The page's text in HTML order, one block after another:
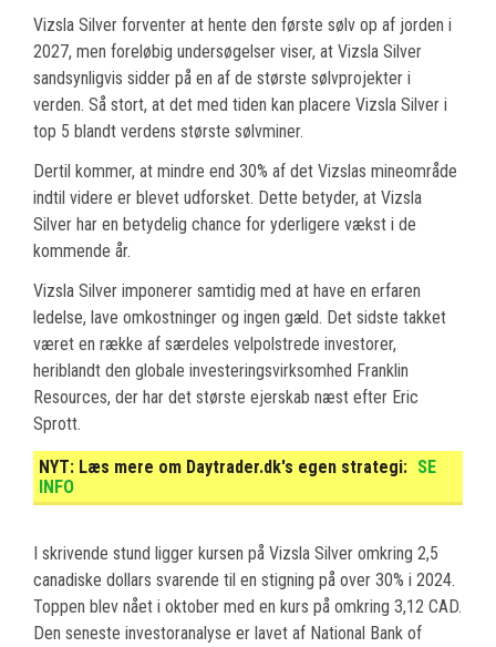
Vizsla Silver forventer at hente den første sølv op af jorden i
2027, men foreløbig undersøgelser viser, at Vizsla Silver
sandsynligvis sidder på en af de største sølvprojekter i
verden. Så stort, at det med tiden kan placere Vizsla Silver i
top 5 blandt verdens største sølvminer.
Dertil kommer, at mindre end 30% af det Vizslas mineområde
indtil videre er blevet udforsket. Dette betyder, at Vizsla
Silver har en betydelig chance for yderligere vækst i de
kommende år.
Vizsla Silver imponerer samtidig med at have en erfaren
ledelse, lave omkostninger og ingen gæld. Det sidste takket
været en række af særdeles velpolstrede investorer,
heriblandt den globale investeringsvirksomhed Franklin
Resources, der har det største ejerskab næst efter Eric
Sprott.
NYT: Læs mere om Daytrader.dk's egen strategi: SE
INFO
I skrivende stund ligger kursen på Vizsla Silver omkring 2,5
canadiske dollars svarende til en stigning på over 30% i 2024.
Toppen blev nået i oktober med en kurs på omkring 3,12 CAD.
Den seneste investoranalyse er lavet af National Bank of